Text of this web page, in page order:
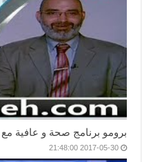
برومو برنامج صحة و عافية
2017-05-30 21:48:00